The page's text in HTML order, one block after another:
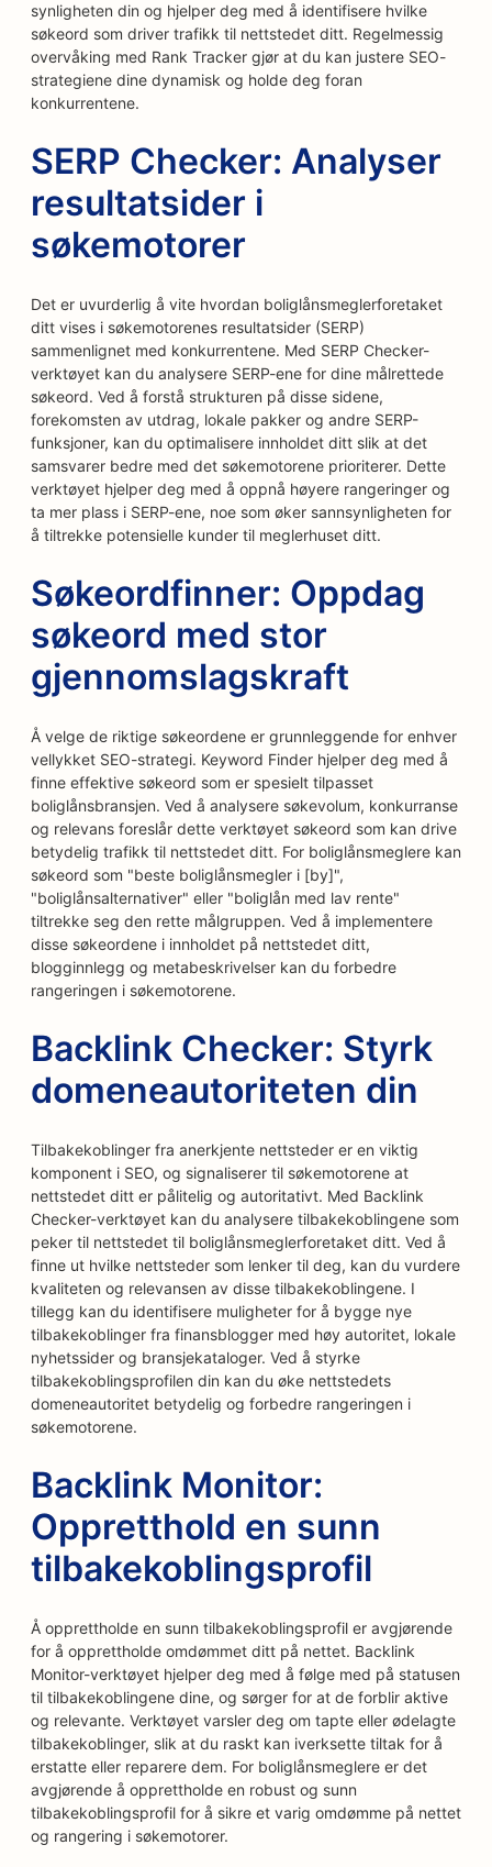
synligheten din og hjelper deg med å identifisere hvilke
søkeord som driver trafikk til nettstedet ditt. Regelmessig
overvåking med Rank Tracker gjør at du kan justere SEO-
strategiene dine dynamisk og holde deg foran
konkurrentene.
SERP Checker: Analyser
resultatsider i
søkemotorer
Det er uvurderlig å vite hvordan boliglånsmeglerforetaket
ditt vises i søkemotorenes resultatsider (SERP)
sammenlignet med konkurrentene. Med SERP Checker-
verktøyet kan du analysere SERP-ene for dine målrettede
søkeord. Ved å forstå strukturen på disse sidene,
forekomsten av utdrag, lokale pakker og andre SERP-
funksjoner, kan du optimalisere innholdet ditt slik at det
samsvarer bedre med det søkemotorene prioriterer. Dette
verktøyet hjelper deg med å oppnå høyere rangeringer og
ta mer plass i SERP-ene, noe som øker sannsynligheten for
å tiltrekke potensielle kunder til meglerhuset ditt.
Søkeordfinner: Oppdag
søkeord med stor
gjennomslagskraft
Å velge de riktige søkeordene er grunnleggende for enhver
vellykket SEO-strategi. Keyword Finder hjelper deg med å
finne effektive søkeord som er spesielt tilpasset
boliglånsbransjen. Ved å analysere søkevolum, konkurranse
og relevans foreslår dette verktøyet søkeord som kan drive
betydelig trafikk til nettstedet ditt. For boliglånsmeglere kan
søkeord som "beste boliglånsmegler i [by]",
"boliglånsalternativer" eller "boliglån med lav rente"
tiltrekke seg den rette målgruppen. Ved å implementere
disse søkeordene i innholdet på nettstedet ditt,
blogginnlegg og metabeskrivelser kan du forbedre
rangeringen i søkemotorene.
Backlink Checker: Styrk
domeneautoriteten din
Tilbakekoblinger fra anerkjente nettsteder er en viktig
komponent i SEO, og signaliserer til søkemotorene at
nettstedet ditt er pålitelig og autoritativt. Med Backlink
Checker-verktøyet kan du analysere tilbakekoblingene som
peker til nettstedet til boliglånsmeglerforetaket ditt. Ved å
finne ut hvilke nettsteder som lenker til deg, kan du vurdere
kvaliteten og relevansen av disse tilbakekoblingene. I
tillegg kan du identifisere muligheter for å bygge nye
tilbakekoblinger fra finansblogger med høy autoritet, lokale
nyhetssider og bransjekataloger. Ved å styrke
tilbakekoblingsprofilen din kan du øke nettstedets
domeneautoritet betydelig og forbedre rangeringen i
søkemotorene.
Backlink Monitor:
Oppretthold en sunn
tilbakekoblingsprofil
Å opprettholde en sunn tilbakekoblingsprofil er avgjørende
for å opprettholde omdømmet ditt på nettet. Backlink
Monitor-verktøyet hjelper deg med å følge med på statusen
til tilbakekoblingene dine, og sørger for at de forblir aktive
og relevante. Verktøyet varsler deg om tapte eller ødelagte
tilbakekoblinger, slik at du raskt kan iverksette tiltak for å
erstatte eller reparere dem. For boliglånsmeglere er det
avgjørende å opprettholde en robust og sunn
tilbakekoblingsprofil for å sikre et varig omdømme på nettet
og rangering i søkemotorer.